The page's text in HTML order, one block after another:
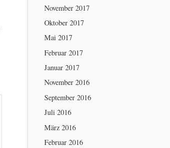
November 2017
Oktober 2017
Mai 2017
Februar 2017
Januar 2017
November 2016
September 2016
Juli 2016
März 2016
Februar 2016